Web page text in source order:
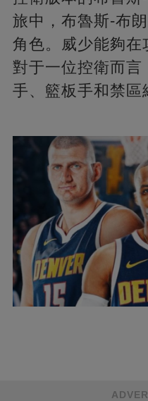
旅中，布魯斯-布
角色。威少能夠在
對于一位控衛而言
手、籃板手和禁區